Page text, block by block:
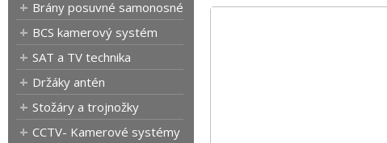
Brány posuvné samonosné
BCS kamerový systém
SAT a TV technika
Držáky antén
Stožáry a trojnožky
CCTV- Kamerové systémy